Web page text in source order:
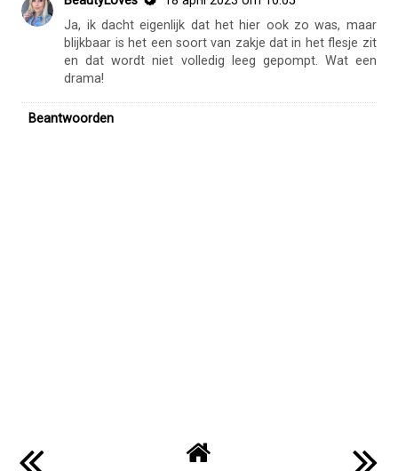
waarvan de bodem gewoon naar boven komt en zo al het
product helemaal opgebruikt kan worden. Jammer ook
weer voor dit merk!
Beantwoorden
Reacties